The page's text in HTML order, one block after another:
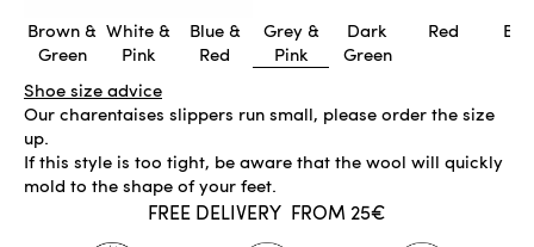
Brown &
Green
White &
Pink
Blue &
Red
Grey &
Pink
Dark
Green
Red
Shoe size advice
Our charentaises slippers run small, please order the size
up.
If this style is too tight, be aware that the wool will quickly
mold to the shape of your feet.
IN STOCK
FREE DELIVERY FROM 25€